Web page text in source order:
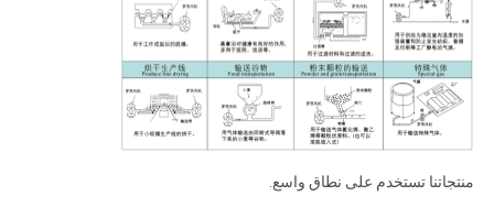
منتجاتنا تستخدم على نطاق واسع.